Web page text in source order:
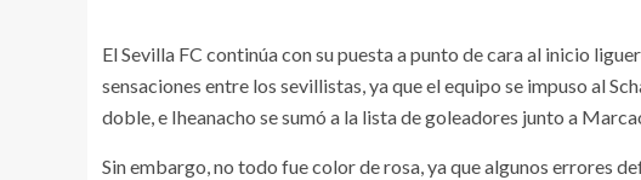
El Sevilla FC continúa con su puesta a punto de cara al inicio
sensaciones entre los sevillistas, ya que el equipo se impuso al
doble, e Iheanacho se sumó a la lista de goleadores junto a
Sin embargo, no todo fue color de rosa, ya que algunos errores